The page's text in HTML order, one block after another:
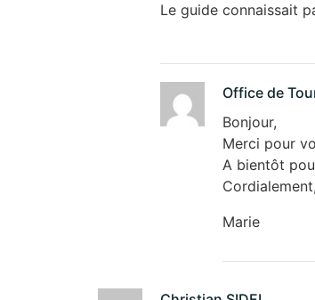
Le guide connaissait
Office de
Bonjour,
Merci pour
A bientôt
Cordialement,
Marie